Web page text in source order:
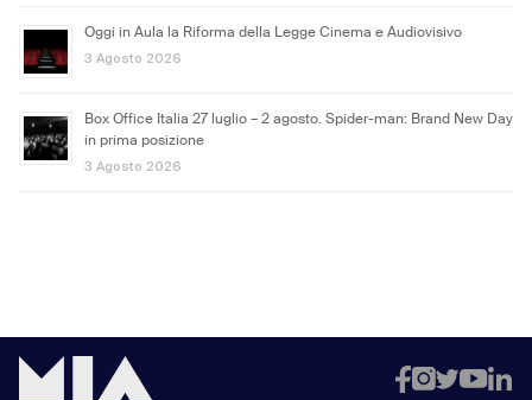
Oggi in Aula la Riforma della Legge Cinema e Audiovisivo
3 Agosto 2026
Box Office Italia 27 luglio – 2 agosto. Spider-man: Brand New Day
in prima posizione
3 Agosto 2026